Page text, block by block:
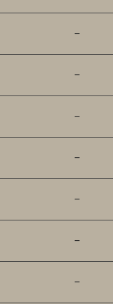
–
–
–
–
–
–
–